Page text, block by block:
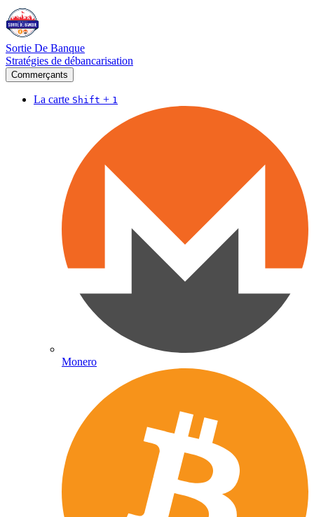
Sortie De Banque
Stratégies de débancarisation
Commerçants
La carte Shift + 1
Monero